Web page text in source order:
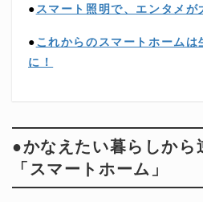
● スマート照明で、エンタメが
● これからのスマートホームは
に！
●かなえたい暮らしから
「スマートホーム」